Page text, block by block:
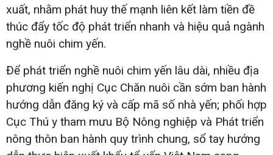
xuất, nhằm phát huy thế mạnh liên kết làm tiền đề
thúc đẩy tốc độ phát triển nhanh và hiệu quả ngành
nghề nuôi chim yến.
Để phát triển nghề nuôi chim yến lâu dài, nhiều địa
phương kiến nghị Cục Chăn nuôi cần sớm ban hành
hướng dẫn đăng ký và cấp mã số nhà yến; phối hợp
Cục Thú y tham mưu Bộ Nông nghiệp và Phát triển
nông thôn ban hành quy trình chung, sổ tay hướng